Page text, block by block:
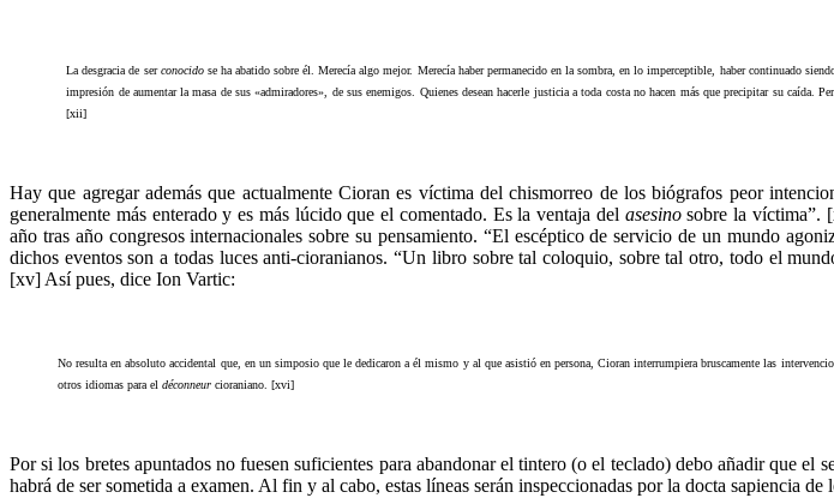
La desgracia de serconocidose ha abatido sobre él. Merecía algo mejor. Merecía haber permanecido en la sombra, en lo imperceptible, haber continuado
impresión de aumentar la masa de sus «admiradores», de sus enemigos. Quienes desean hacerle justicia a toda costa no hacen más que precipitar su
[xii]
Hay que agregar además que actualmente Cioran es víctima del chismorreo de los biógrafos peor
generalmente más enterado y es más lúcido que el comentado. Es la ventaja del asesinosobre la víctima”.
año tras año congresos internacionales sobre su pensamiento. “El escéptico de servicio de un mundo
dichos eventos son a todas luces anti-cioranianos. “Un libro sobre tal coloquio, sobre tal otro, todo el
[xv] Así pues, dice Ion Vartic:
No resulta en absoluto accidental que, en un simposio que le dedicaron a él mismo y al que asistió en persona, Cioran interrumpiera bruscamente las
otros idiomas para el déconneur cioraniano. [xvi]
Por si los bretes apuntados no fuesen suficientes para abandonar el tintero (o el teclado) debo añadir que
habrá de ser sometida a examen. Al fin y al cabo, estas líneas serán inspeccionadas por la docta sapiencia